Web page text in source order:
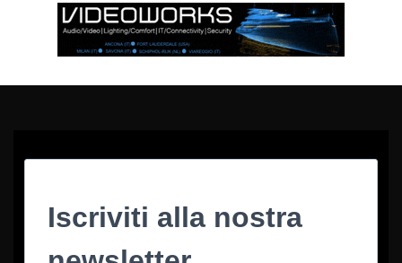
Iscriviti alla nostra